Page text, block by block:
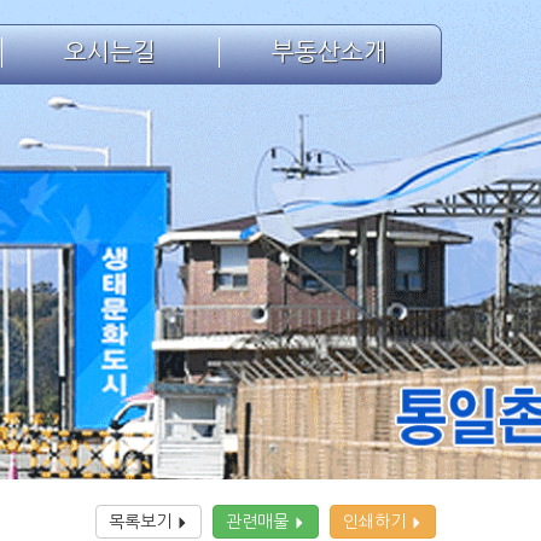
오시는길 부동산소개
목록보기 관련매물 인쇄하기